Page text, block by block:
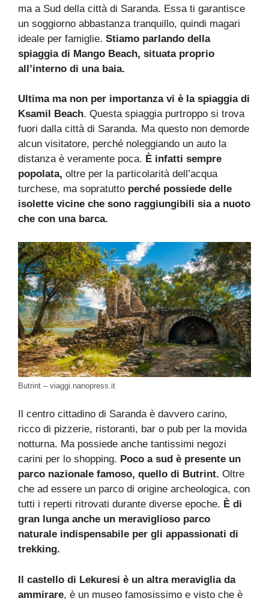
ma a Sud della città di Saranda. Essa ti garantisce
un soggiorno abbastanza tranquillo, quindi magari
ideale per famiglie. Stiamo parlando della
spiaggia di Mango Beach, situata proprio
all’interno di una baia.
Ultima ma non per importanza vi è la spiaggia di
Ksamil Beach. Questa spiaggia purtroppo si trova
fuori dalla città di Saranda. Ma questo non demorde
alcun visitatore, perché noleggiando un auto la
distanza è veramente poca. È infatti sempre
popolata, oltre per la particolarità dell’acqua
turchese, ma sopratutto perché possiede delle
isolette vicine che sono raggiungibili sia a nuoto
che con una barca.
Butrint – viaggi.nanopress.it
Il centro cittadino di Saranda è davvero carino,
ricco di pizzerie, ristoranti, bar o pub per la movida
notturna. Ma possiede anche tantissimi negozi
carini per lo shopping. Poco a sud è presente un
parco nazionale famoso, quello di Butrint. Oltre
che ad essere un parco di origine archeologica, con
tutti i reperti ritrovati durante diverse epoche. È di
gran lunga anche un meraviglioso parco
naturale indispensabile per gli appassionati di
trekking.
Il castello di Lekuresi è un altra meraviglia da
ammirare, è un museo famosissimo e visto che è